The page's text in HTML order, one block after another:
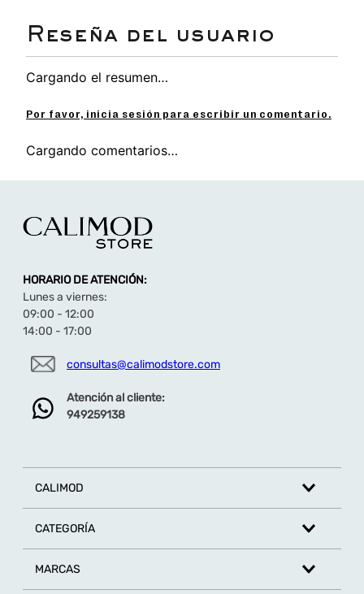
Mouse, ideal para fans quienes buscan un look
Planta diseñada para brindar excelente
tracción y resistencia, perfecta para el ritmo
antideslizante.
capellada.
Cargando el resumen…
Por favor, inicia sesión para escribir un comentario.
Cargando comentarios…
HORARIO DE ATENCIÓN:
Lunes a viernes:
09:00 - 12:00
14:00 - 17:00
consultas@calimodstore.com
Atención al cliente:
949259138
CALIMOD
CATEGORÍA
MARCAS